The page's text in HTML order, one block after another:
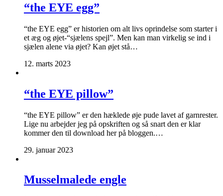
“the EYE egg”
“the EYE egg” er historien om alt livs oprindelse som starter i
et æg og øjet-“sjælens spejl”. Men kan man virkelig se ind i
sjælen alene via øjet? Kan øjet stå…
12. marts 2023
“the EYE pillow”
“the EYE pillow” er den hæklede øje pude lavet af garnrester.
Lige nu arbejder jeg på opskriften og så snart den er klar
kommer den til download her på bloggen.…
29. januar 2023
Musselmalede engle